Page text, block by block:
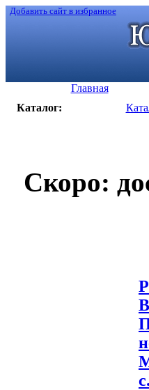
Добавить сайт в избранное
Главная
Каталог:
Скоро:
c.